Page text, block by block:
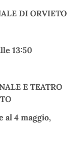
DI ORVIETO
13:50
E TEATRO
al 4 maggio,